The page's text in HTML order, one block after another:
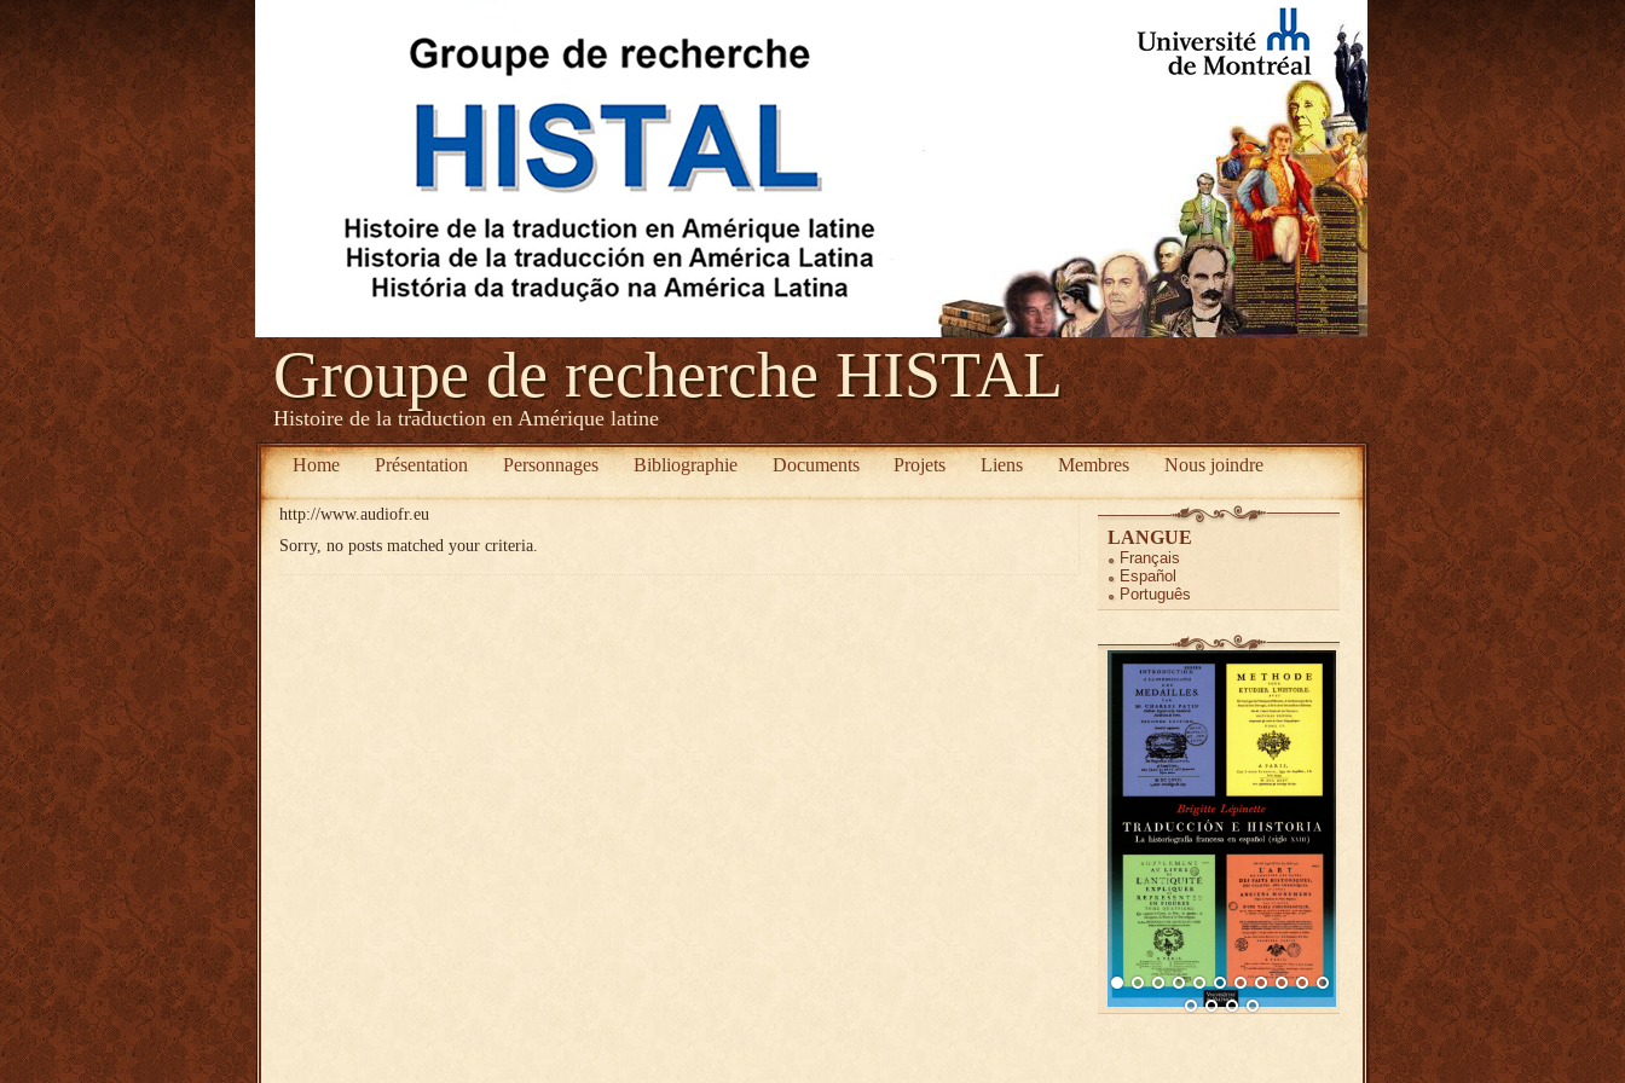
Groupe de recherche HISTAL
Histoire de la traduction en Amérique latine
Home Présentation Personnages Bibliographie Documents Projets Liens Membres Nous joindre
http://www.audiofr.eu
Sorry, no posts matched your criteria.
LANGUE
Français
Español
Português